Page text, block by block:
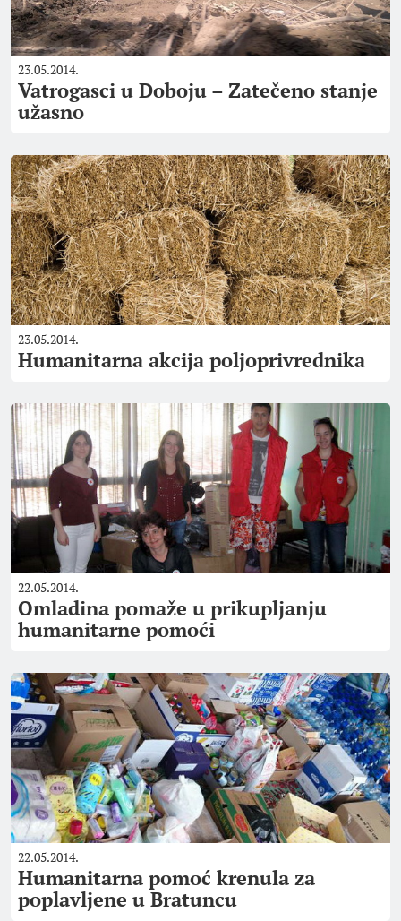
23.05.2014.
Vatrogasci u Doboju – Zatečeno stanje
užasno
23.05.2014.
Humanitarna akcija poljoprivrednika
22.05.2014.
Omladina pomaže u prikupljanju
humanitarne pomoći
22.05.2014.
Humanitarna pomoć krenula za
poplavljene u Bratuncu